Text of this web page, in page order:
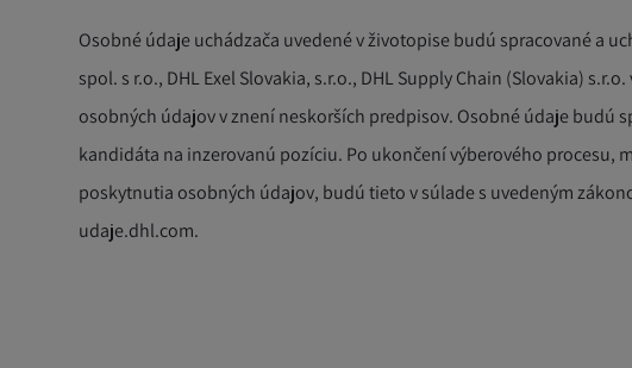
Osobné údaje uchádzača uvedené v životopise budú spracované a
spol. s r.o., DHL Exel Slovakia, s.r.o., DHL Supply Chain (Slovakia)
osobných údajov v znení neskorších predpisov. Osobné údaje budú
kandidáta na inzerovanú pozíciu. Po ukončení výberového procesu,
poskytnutia osobných údajov, budú tieto v súlade s uvedeným
udaje.dhl.com.